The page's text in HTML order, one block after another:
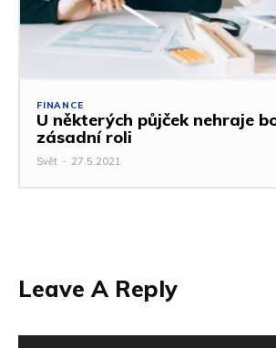
FINANCE
U některých půjček nehraje
zásadní roli
Svět - 27.5.2021
Leave A Reply